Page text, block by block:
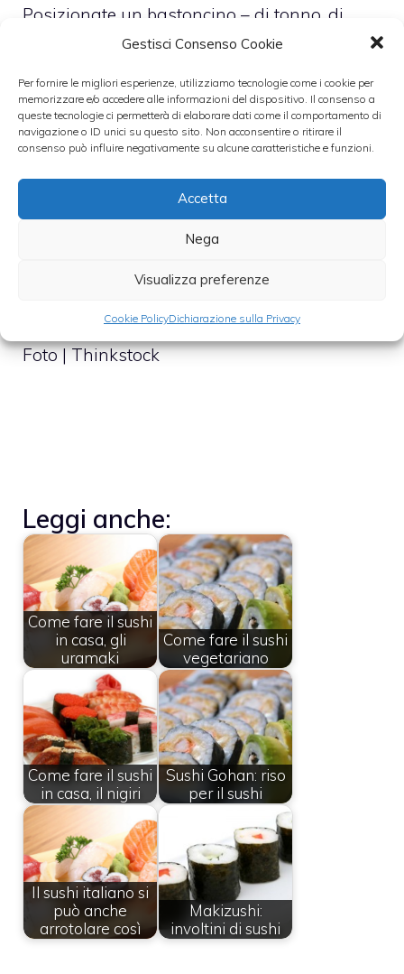
Gestisci Consenso Cookie
Per fornire le migliori esperienze, utilizziamo tecnologie come i cookie per
memorizzare e/o accedere alle informazioni del dispositivo. Il consenso a
queste tecnologie ci permetterà di elaborare dati come il comportamento di
navigazione o ID unici su questo sito. Non acconsentire o ritirare il
consenso può influire negativamente su alcune caratteristiche e funzioni.
Accetta
Nega
Visualizza preferenze
Cookie PolicyDichiarazione sulla Privacy
Posizionate un bastoncino – di tonno, di
salmone o di avocado – al centro del riso e
involtino, aiutandovi con la carta forno e
avendo cura di pressare delicatamente
lungo tutta la lunghezza del rotolo.
A questo punto il vostro suhi onigiri è
pronto, basterà tagliare ogni bastoncino in
Foto | Thinkstock
Leggi anche:
Come fare il sushi
in casa, gli
uramaki
Come fare il sushi
vegetariano
Come fare il sushi
in casa, il nigiri
Sushi Gohan: riso
per il sushi
Il sushi italiano si
può anche
arrotolare così
Makizushi:
involtini di sushi